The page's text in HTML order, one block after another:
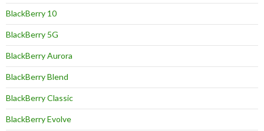
BlackBerry 10
BlackBerry 5G
BlackBerry Aurora
BlackBerry Blend
BlackBerry Classic
BlackBerry Evolve